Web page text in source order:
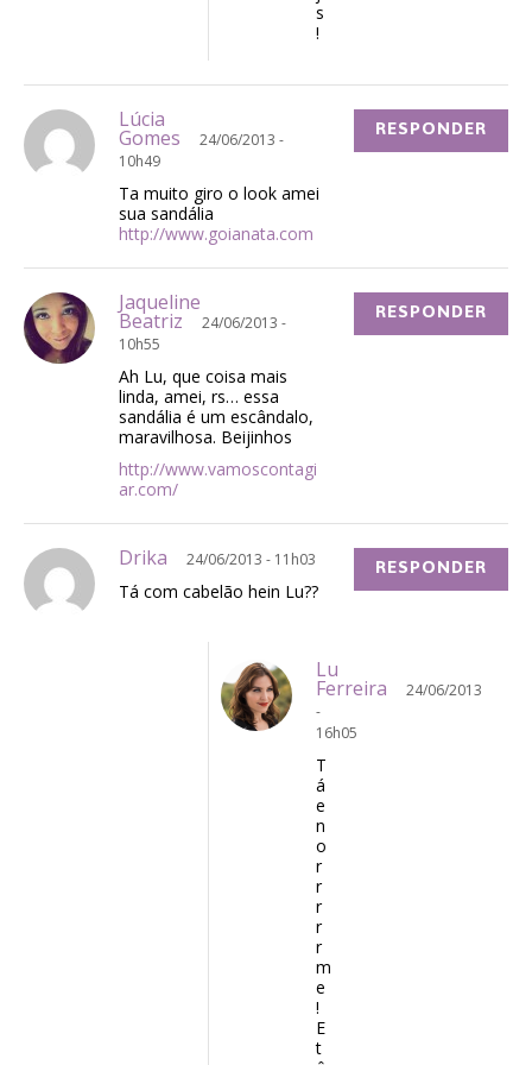
s
!
Lúcia
Gomes
24/06/2013 -
10h49
Ta muito giro o look amei
sua sandália
http://www.goianata.com
RESPONDER
Jaqueline
Beatriz
24/06/2013 -
10h55
Ah Lu, que coisa mais
linda, amei, rs… essa
sandália é um escândalo,
maravilhosa. Beijinhos
http://www.vamoscontagi
ar.com/
RESPONDER
Drika 24/06/2013 - 11h03
Tá com cabelão hein Lu??
RESPONDER
Lu
Ferreira
24/06/2013
-
16h05
T
á
e
n
o
r
r
r
r
r
m
e
!
E
t